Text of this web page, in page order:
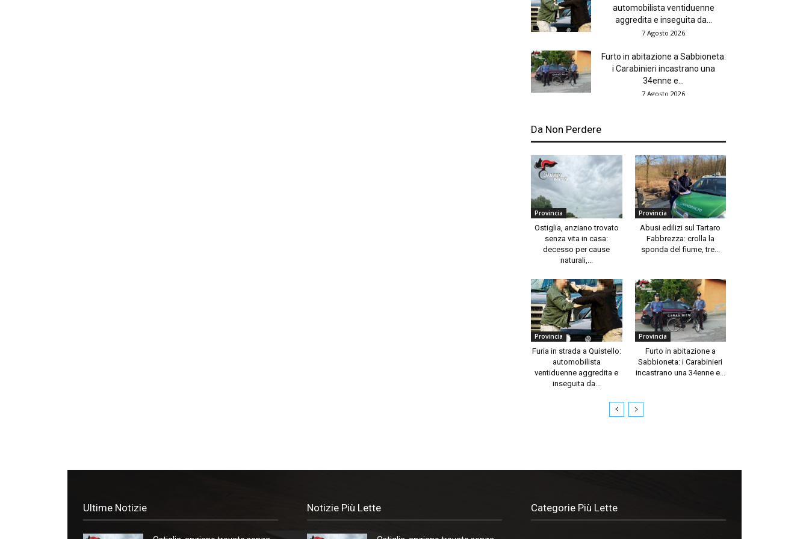
automobilista ventiduenne
aggredita e inseguita da...
7 Agosto 2026
Furto in abitazione a Sabbioneta:
i Carabinieri incastrano una
34enne e...
7 Agosto 2026
Da Non Perdere
Provincia
Ostiglia, anziano trovato
senza vita in casa:
decesso per cause
naturali,...
Provincia
Abusi edilizi sul Tartaro
Fabbrezza: crolla la
sponda del fiume, tre...
Provincia
Furia in strada a Quistello:
automobilista
ventiduenne aggredita e
inseguita da...
Provincia
Furto in abitazione a
Sabbioneta: i Carabinieri
incastrano una 34enne e...
Ultime Notizie Notizie Più Lette Categorie Più Lette